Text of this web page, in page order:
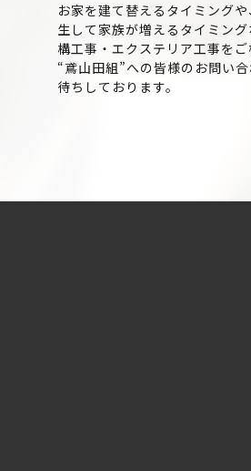
お家を建て替えるタイミング
生して家族が増えるタイミン
構工事・エクステリア工事をご
“鳶山田組”への皆様のお問い
待ちしております。